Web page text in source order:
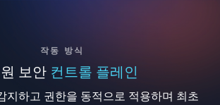
작동 방식
보안 컨트롤 플레인
지하고 권한을 동적으로 적용하며 최초